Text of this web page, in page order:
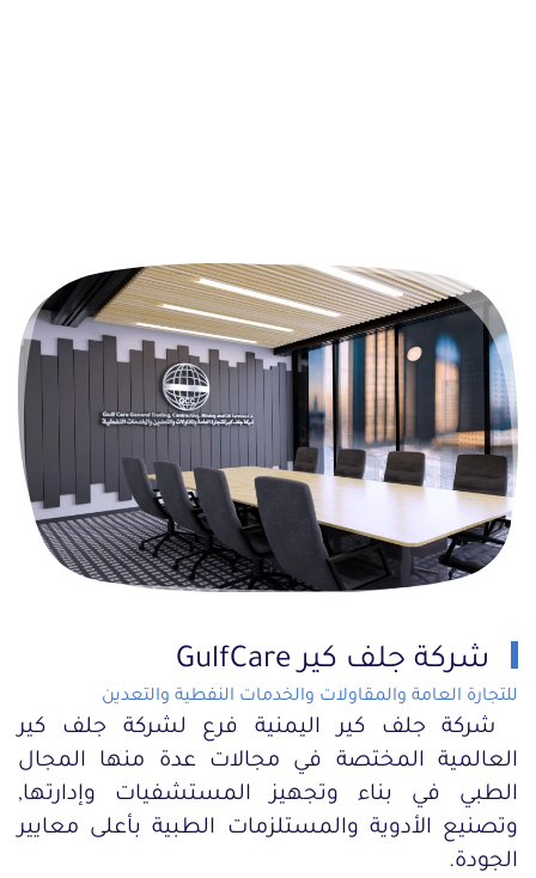
شركة جلف كير GulfCare
للتجارة العامة والمقاولات والخدمات النفطية والتعدين
شركة جلف كير اليمنية فرع لشركة جلف كير
العالمية المختصة في مجالات عدة منها المجال
الطبي في بناء وتجهيز المستشفيات وإدارتها,
وتصنيع الأدوية والمستلزمات الطبية بأعلى معايير
الجودة.